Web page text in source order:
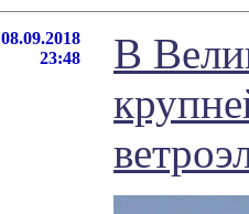
08.09.2018
23:48
В